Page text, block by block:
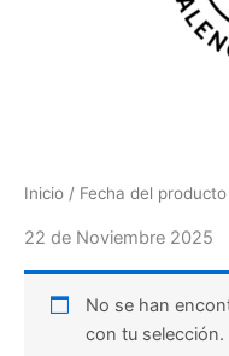
Inicio / Fecha del
22 de Noviembre 2025
No se han
con tu selección.